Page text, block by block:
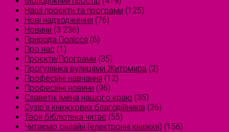
Наші проєкти та програми (125)
Нові надходження (76)
Новини (3 236)
Природа Полісся (6)
Про нас (1)
Проєкти/Програми (35)
Прогулянка вулицями Житомира (2)
Професійні навчання (12)
Професійні новини (96)
Славетні імена нашого краю (35)
Сузірʼя книжкових благодійників (26)
Твоя бібліотека читає (55)
Читаємо онлайн (електронні книжки) (156)